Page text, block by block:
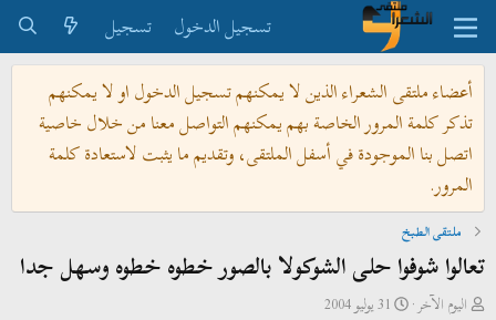
تسجيل الدخول
تسجيل
أعضاء ملتقى الشعراء الذين لا يمكنهم تسجيل الدخول او لا يمكنهم
تذكر كلمة المرور الخاصة بهم يمكنهم التواصل معنا من خلال خاصية
اتصل بنا الموجودة في أسفل الملتقى، وتقديم ما يثبت لاستعادة كلمة
المرور.
ملتقى الطبخ
تعالوا شوفوا حلى الشوكولا بالصور خطوه خطوه وسهل جدا
باليوم الآخر
ت31 يوليو 2004